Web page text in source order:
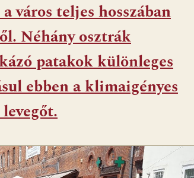
város teljes hosszában
Néhány osztrák
patakok különleges
ebben a klimaigényes